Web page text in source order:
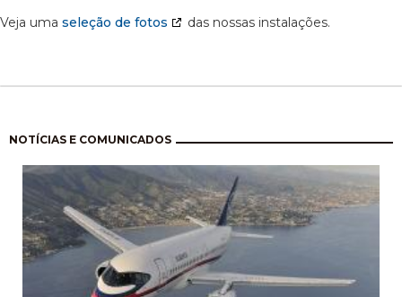
Veja uma seleção de fotos das nossas instalações.
NOTÍCIAS E COMUNICADOS
Paginação